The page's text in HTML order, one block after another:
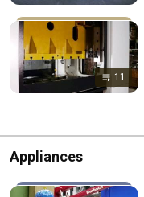
11
Appliances